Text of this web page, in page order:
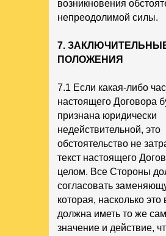
возникновения
непреодолимой силы.
7.
ПОЛОЖЕНИЯ
7.1 Если какая-либо
настоящего Договора
признана юридически
недействительной, это
обстоятельство не
текст настоящего
целом. Все Стороны
согласовать
которая, насколько
должна иметь то же
значение и действие,